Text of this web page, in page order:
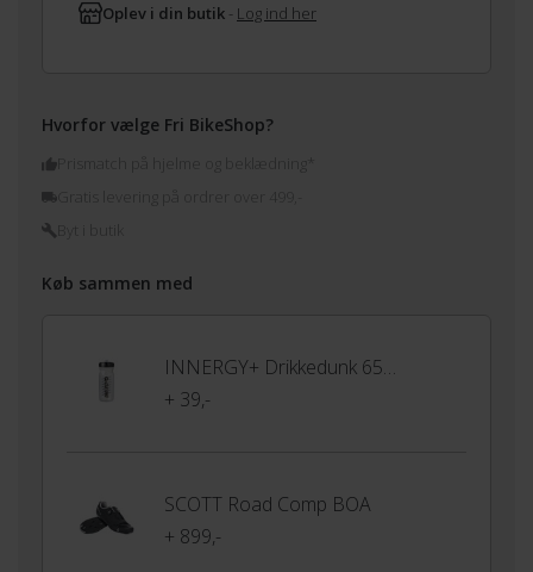
Oplev i din butik - Log ind her
Hvorfor vælge Fri BikeShop?
Prismatch på hjelme og beklædning*
Køb sammen med
INNERGY+ Drikkedunk 650ml
+ 39,-
SCOTT Road Comp BOA
+ 899,-